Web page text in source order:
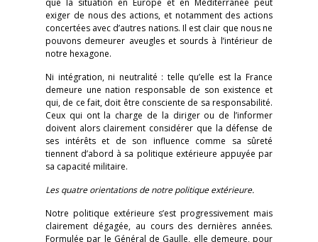
que la situation en Europe et en Méditerranée peut
exiger de nous des actions, et notamment des actions
concertées avec d’autres nations. Il est clair que nous ne
pouvons demeurer aveugles et sourds à l’intérieur de
notre hexagone.
Ni intégration, ni neutralité : telle qu’elle est la France
demeure une nation responsable de son existence et
qui, de ce fait, doit être consciente de sa responsabilité.
Ceux qui ont la charge de la diriger ou de l’informer
doivent alors clairement considérer que la défense de
ses intérêts et de son influence comme sa sûreté
tiennent d’abord à sa politique extérieure appuyée par
sa capacité militaire.
Les quatre orientations de notre politique extérieure.
Notre politique extérieure s’est progressivement mais
clairement dégagée, au cours des dernières années.
Formulée par le Général de Gaulle, elle demeure, pour